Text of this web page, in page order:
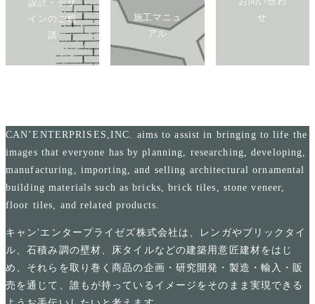
設計・デザ
インのご相
談
施工マニュ
アル
せ
CAN’ENTERPRISES,INC. aims to assist in bringing to life the
images that everyone has by planning, researching, developing,
manufacturing, importing, and selling architectural ornamental
building materials such as bricks, brick tiles, stone veneer,
floor tiles, and related products.
キャン'エンタープライゼズ株式会社は、レンガやブリックタイ
ル、石積み調の壁材、床タイルなどの建築用意匠建材をはじ
め、それらを取り巻く商品の企画・研究開発・製造・輸入・販
売を通じて、誰もが持っているイメージをそのまま実現できる